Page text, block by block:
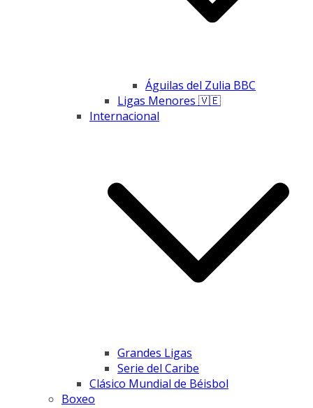
Águilas del Zulia BBC
Ligas Menores 🇻🇪
Internacional
Grandes Ligas
Serie del Caribe
Clásico Mundial de Béisbol
Boxeo